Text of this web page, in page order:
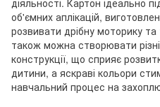
діяльності. Картон ідеально
об'ємних аплікацій,
розвивати дрібну моторику
також можна створювати
конструкції, що сприяє
дитини, а яскраві кольори
навчальний процес на